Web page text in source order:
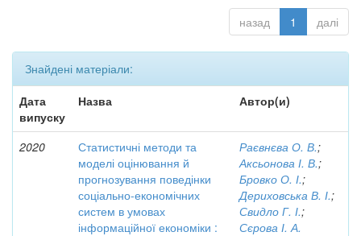
назад 1 далі
Знайдені матеріали:
Дата
випуску
Назва Автор(и)
2020
Статистичні методи та
моделі оцінювання й
прогнозування поведінки
соціально-економічних
систем в умовах
інформаційної економіки :
Раєвнєва О. В.;
Аксьонова І. В.;
Бровко О. І.;
Дериховська В. І.;
Свидло Г. І.;
Сєрова І. А.